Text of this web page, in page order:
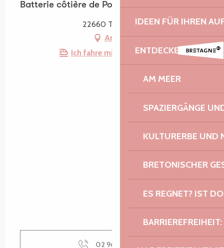
IDEEN FÜR IHREN
ENTDECKEN
AM MEER
SPAZIERGÄNGE
KULTURERBE UND
BRETONISCHER
ES REGNET? IST
Batterie côtière de Port l'Epine
22660 Trélévern
Anfahrt
Ich fahre mit dem Zug hin!
02 96 46 32